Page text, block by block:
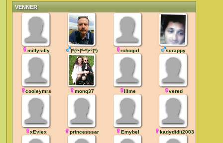
VENNER
millysilly (º(º•(º•º)•º)º) rohogirl scrappy
cooleymrs monq37 lilme vered
xEviex princesssar Emybel kadydidit2003